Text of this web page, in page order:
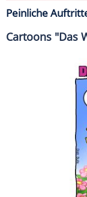
Peinliche
Cartoons "Das